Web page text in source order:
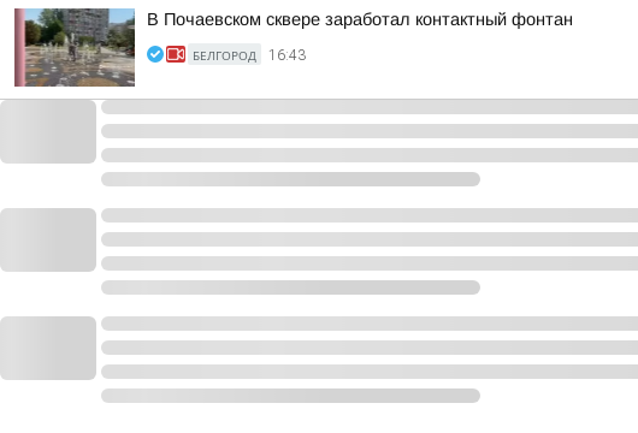
В Почаевском сквере заработал контактный фонтан
БЕЛГОРОД 16:43